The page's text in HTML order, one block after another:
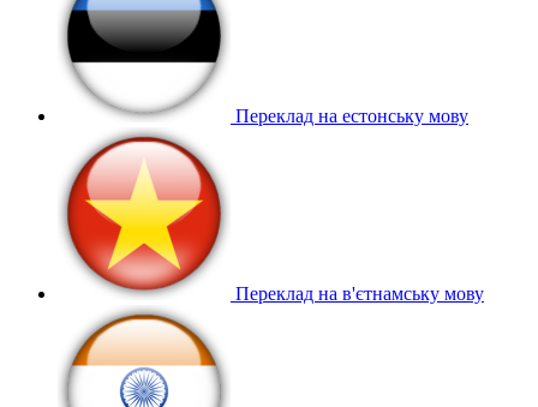
Переклад на естонську мову
Переклад на в'єтнамську мову